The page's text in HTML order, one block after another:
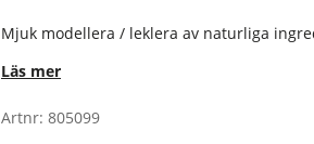
Mjuk modellera / leklera av naturliga
Läs mer
Artnr: 805099